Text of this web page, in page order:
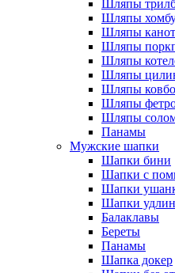
Шляпы
Шляпы
Шляпы
Шляпы
Шляпы
Шляпы
Шляпы
Шляпы
Шляпы
Панамы
Мужские шапки
Шапки бини
Шапки с
Шапки
Шапки
Балаклавы
Береты
Панамы
Шапка докер